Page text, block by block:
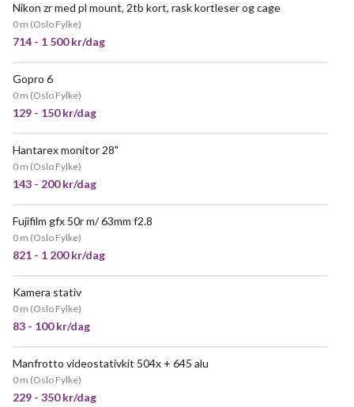
Nikon zr med pl mount, 2tb kort, rask kortleser og cage
0 m (Oslo Fylke)
714 - 1 500 kr/dag
Gopro 6
0 m (Oslo Fylke)
129 - 150 kr/dag
Hantarex monitor 28"
0 m (Oslo Fylke)
143 - 200 kr/dag
Fujifilm gfx 50r m/ 63mm f2.8
0 m (Oslo Fylke)
821 - 1 200 kr/dag
Kamera stativ
0 m (Oslo Fylke)
83 - 100 kr/dag
Manfrotto videostativkit 504x + 645 alu
0 m (Oslo Fylke)
229 - 350 kr/dag